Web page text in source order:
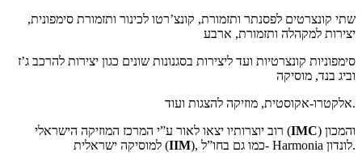
שתי קונצרטים לפסנתר ותזמורת, קונצ’רטו לכינור ותזמורת סימפונית,
יצירות למקהלה ותזמורת, ארבע
סימפוניות קונצרטיות ועד ליצירות בסגנונות שונים כגון יצירות להרכב ג’ז
וביג בנד, מוסיקה
אלקטרו-אקוסטית, מוזיקה להצגות ועוד.
רוב יוצרותיו יצאו לאור ע”י המרכז המוזיקה הישראלי (IMC) והמכון
למוסיקה ישראלית (IIM
), כמו גם בחו”ל- Harmonia לונדון.